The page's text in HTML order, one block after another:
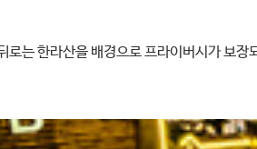
로는 한라산을 배경으로 프라이버시가 보